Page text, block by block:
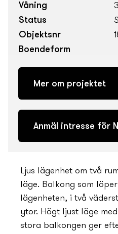
Våning
3
Status
Objektsnr
Boendeform
Mer om projektet
Anmäl intresse för
Ljus lägenhet om två
läge. Balkong som
lägenheten, i två
ytor. Högt ljust läge
stora balkongen ger